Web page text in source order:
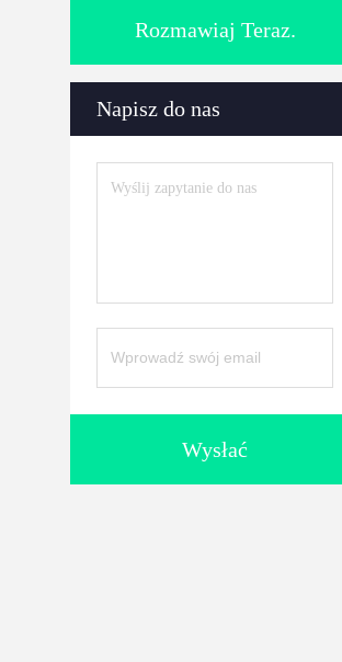
Rozmawiaj Teraz.
Napisz do nas
Wysłać